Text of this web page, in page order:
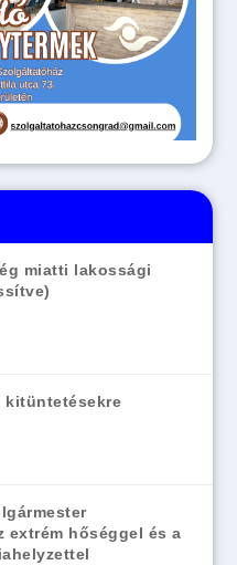
miatti lakossági
kitüntetésekre
extrém hőséggel és a